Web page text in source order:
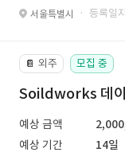
서울특별시 · 등록일
📔 외주 모집 중
Soildworks 데이
예상 금액
예상 기간
14일